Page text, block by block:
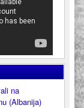
na
(Albanija)